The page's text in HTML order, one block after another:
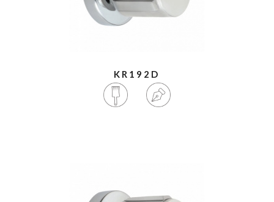
KR192D